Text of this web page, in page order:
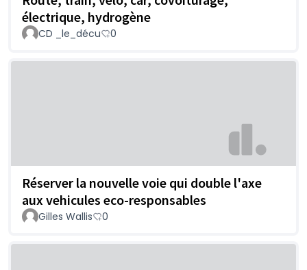
électrique, hydrogène
CD _le_décu 0
Réserver la nouvelle voie qui double l'axe
aux vehicules eco-responsables
Gilles Wallis 0